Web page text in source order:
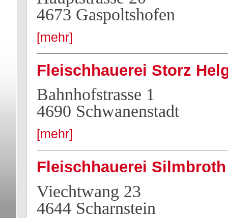
4673 Gaspoltshofen
[mehr]
Fleischhauerei Storz
Bahnhofstrasse 1
4690 Schwanenstadt
[mehr]
Fleischhauerei Silmbroth
Viechtwang 23
4644 Scharnstein